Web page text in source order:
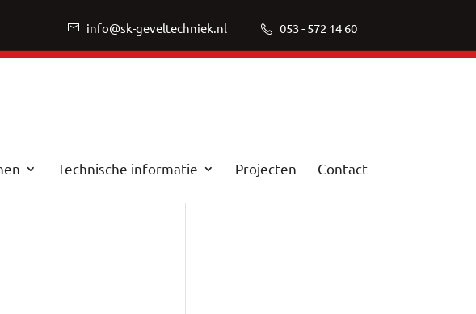
info@sk-geveltechniek.nl 053 - 572 14 60
Technische informatie Projecten Contact